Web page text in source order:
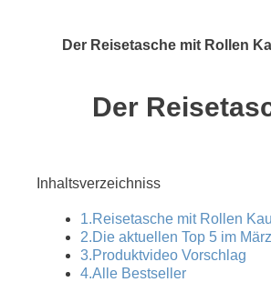
Der Reisetasche mit Rollen
Der
Inhaltsverzeichniss
1.Reisetasche mit Rollen
2.Die aktuellen Top 5 im
3.Produktvideo Vorschlag
4.Alle Bestseller